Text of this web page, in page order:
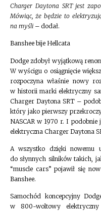
Charger Daytona SRT jest
Mówiąc, że będzie to
na myśli – dodał.
Banshee bije Hellcata
Dodge zdobył wyjątkową
W wyścigu o osiągnięcie
rozpoczyna właśnie nowy
w historii marki elektryczny
Charger Daytona SRT –
który jako pierwszy
NASCAR w 1970 r. I
elektryczna Charger Daytona
A wszystko dzięki nowemu
do słynnych silników takich,
“muscle cars” pojawił się
Banshee.
Samochód koncepcyjny
w 800-woltowy